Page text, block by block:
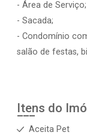
- Área de Serviço;
- Sacada;
- Condomínio
salão de festas,
Itens do
Aceita Pet